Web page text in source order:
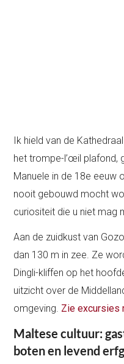
Ik hield van de
het trompe-l’œil plafond,
Manuele in de 18e eeuw
nooit gebouwd mocht
curiositeit die u niet mag
Aan de zuidkust van
dan 130 m in zee. Ze
Dingli-kliffen op het
uitzicht over de
omgeving. Zie excursies
Maltese cultuur:
boten en levend